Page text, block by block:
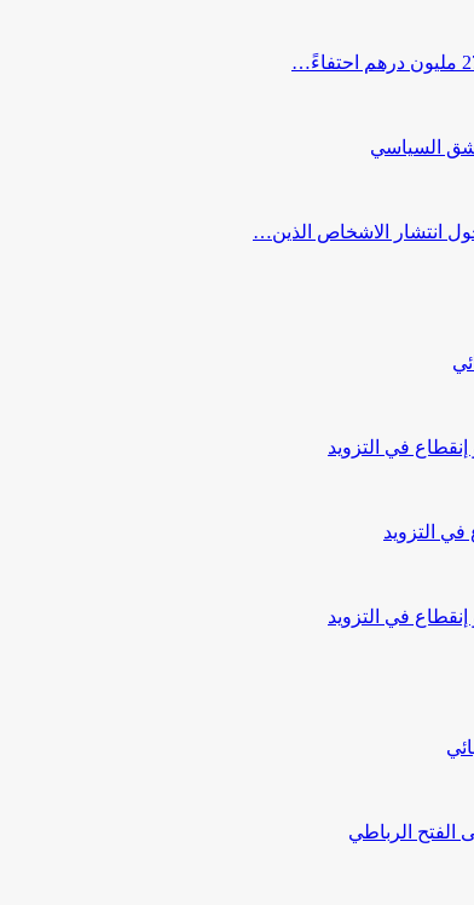
السياسي
انتشار الاشخاص الذين…
في التزويد
التزويد
في التزويد
الفتح الرباطي